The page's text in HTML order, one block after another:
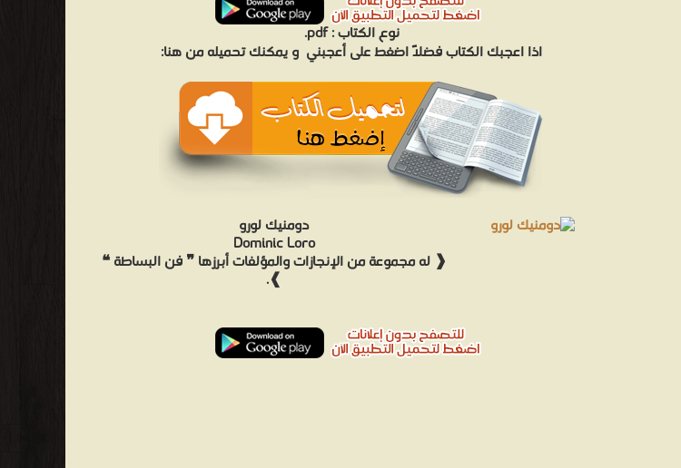
نوع الكتاب :pdf.
اذا اعجبك الكتاب فضلاً اضغط على أعجبني و يمكنك تحميله من هنا:
دومنيك لورو
Dominic Loro
❰ له مجموعة من الإنجازات والمؤلفات أبرزها ❞ فن البساطة ❝
❱.